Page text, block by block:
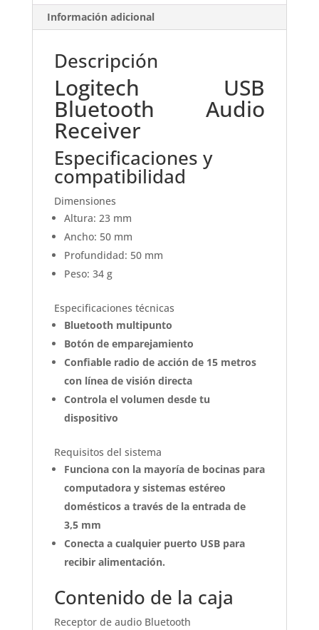
Información adicional
Descripción
Logitech USB
Bluetooth Audio
Receiver
Especificaciones y
compatibilidad
Dimensiones
Altura: 23 mm
Ancho: 50 mm
Profundidad: 50 mm
Peso: 34 g
Especificaciones técnicas
Bluetooth multipunto
Botón de emparejamiento
Confiable radio de acción de 15 metros
con línea de visión directa
Controla el volumen desde tu
dispositivo
Requisitos del sistema
Funciona con la mayoría de bocinas para
computadora y sistemas estéreo
domésticos a través de la entrada de
3,5 mm
Conecta a cualquier puerto USB para
recibir alimentación.
Contenido de la caja
Receptor de audio Bluetooth